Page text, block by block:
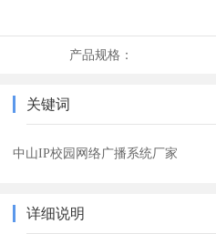
产品规格：
关键词
中山IP校园网络广播系统厂家
详细说明